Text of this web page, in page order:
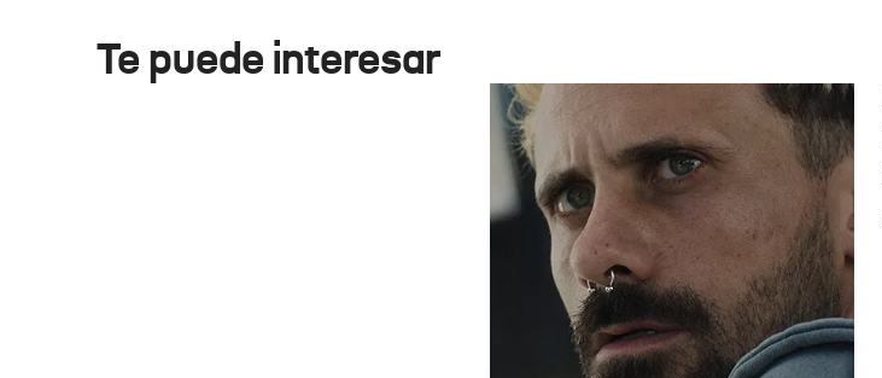
Te puede interesar